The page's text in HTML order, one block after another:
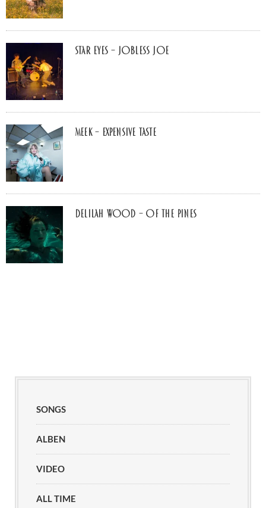
Star Eyes – Jobless Joe
MEEK – Expensive Taste
Delilah Wood – of the pines
SONGS
ALBEN
VIDEO
ALL TIME